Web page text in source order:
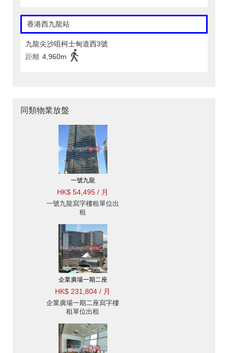
香港西九龍站
九龍尖沙咀柯士甸道西3號
距離 4,960m
同類物業放盤
一號九龍
HK$ 54,495 / 月
一號九龍寫字樓租單位出
租
企業廣場一期二座
HK$ 231,804 / 月
企業廣場一期二座寫字樓
租單位出租